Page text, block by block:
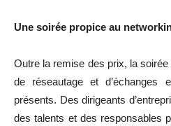
Une soirée propice au
Outre la remise des prix, la
de réseautage et d’échanges
présents. Des dirigeants
des talents et des responsables